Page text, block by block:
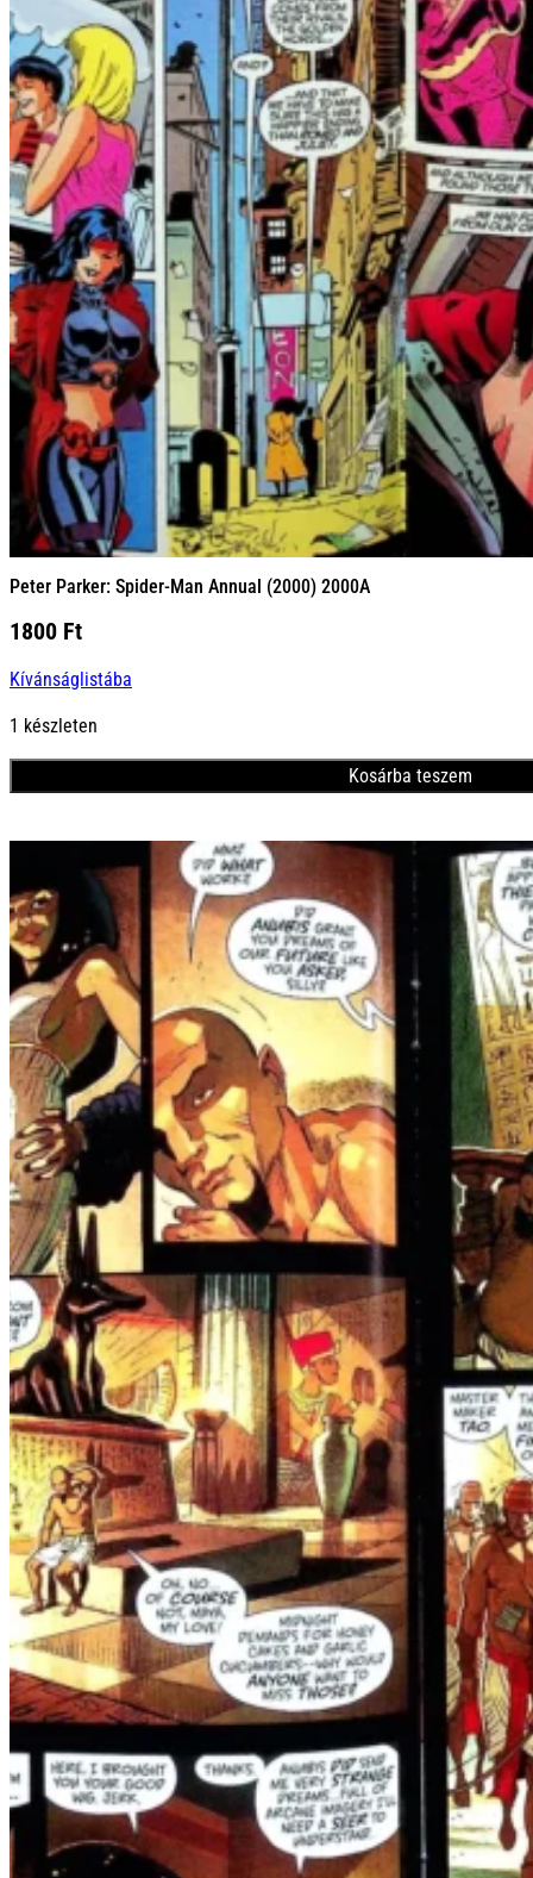
Peter Parker: Spider-Man Annual (2000) 2000A
1800 Ft
Kívánságlistába
1 készleten
Kosárba teszem